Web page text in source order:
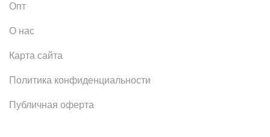
Опт
О нас
Карта сайта
Политика конфиденциальности
Публичная оферта